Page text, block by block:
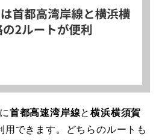
首都高速湾岸線と横浜横須賀
用できます。どちらのルートも